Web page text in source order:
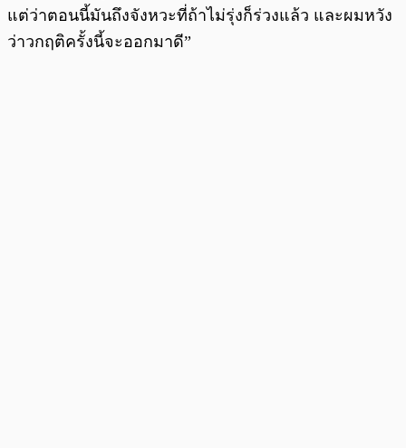
แต่ว่าตอนนี้มันถึงจังหวะที่ถ้าไม่รุ่งก็ร่วงแล้ว และผมหวัง
ว่าวกฤติครั้งนี้จะออกมาดี”